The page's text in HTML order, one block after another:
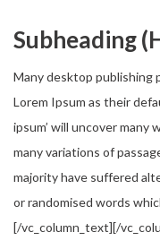
Subheading
Many desktop publishing
Lorem Ipsum as their
ipsum’ will uncover
many variations of
majority have suffered
or randomised words
[/vc_column_text][/